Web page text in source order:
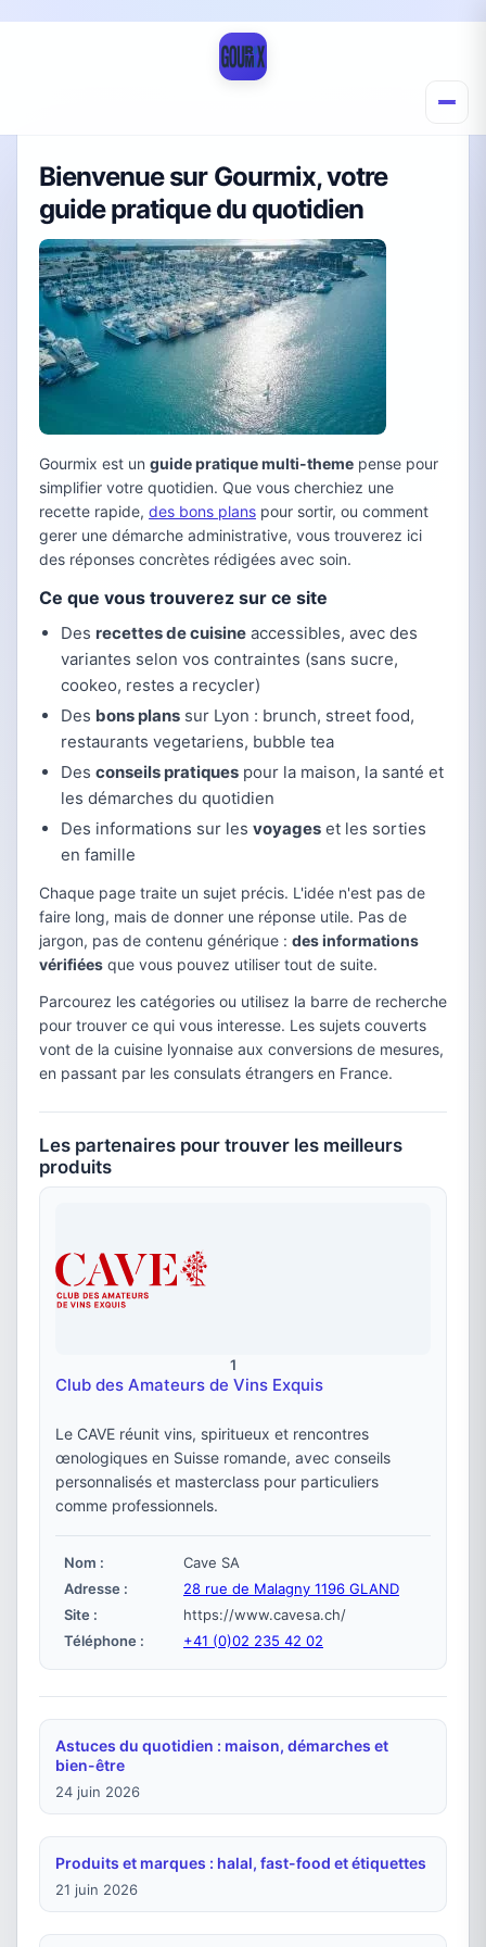
Bienvenue sur Gourmix, votre
guide pratique du quotidien
Gourmix est un guide pratique multi-theme pense pour
simplifier votre quotidien. Que vous cherchiez une
recette rapide, des bons plans pour sortir, ou comment
gerer une démarche administrative, vous trouverez ici
des réponses concrètes rédigées avec soin.
Ce que vous trouverez sur ce site
Des recettes de cuisine accessibles, avec des
variantes selon vos contraintes (sans sucre,
cookeo, restes a recycler)
Des bons plans sur Lyon : brunch, street food,
restaurants vegetariens, bubble tea
Des conseils pratiques pour la maison, la santé et
les démarches du quotidien
Des informations sur les voyages et les sorties
en famille
Chaque page traite un sujet précis. L'idée n'est pas de
faire long, mais de donner une réponse utile. Pas de
jargon, pas de contenu générique : des informations
vérifiées que vous pouvez utiliser tout de suite.
Parcourez les catégories ou utilisez la barre de recherche
pour trouver ce qui vous interesse. Les sujets couverts
vont de la cuisine lyonnaise aux conversions de mesures,
en passant par les consulats étrangers en France.
Les partenaires pour trouver les meilleurs
produits
1
Club des Amateurs de Vins Exquis
Le CAVE réunit vins, spiritueux et rencontres
œnologiques en Suisse romande, avec conseils
personnalisés et masterclass pour particuliers
comme professionnels.
Nom :
Cave SA
Adresse :
28 rue de Malagny 1196 GLAND
Site :
https://www.cavesa.ch/
Téléphone :
+41 (0)02 235 42 02
Astuces du quotidien : maison, démarches et
bien-être
24 juin 2026
Produits et marques : halal, fast-food et étiquettes
21 juin 2026